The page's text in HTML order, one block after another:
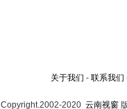
关于我们 - 联系我们
Copyright.2002-2020 云南视窗